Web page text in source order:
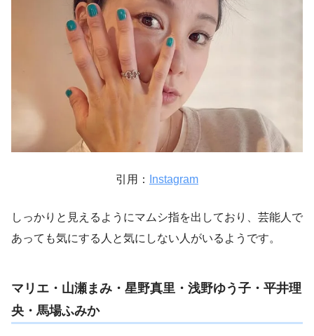
引用： Instagram
しっかりと見えるようにマムシ指を出しており、芸能人で
あっても気にする人と気にしない人がいるようです。
マリエ・山瀬まみ・星野真里・浅野ゆう子・平井理
央・馬場ふみか